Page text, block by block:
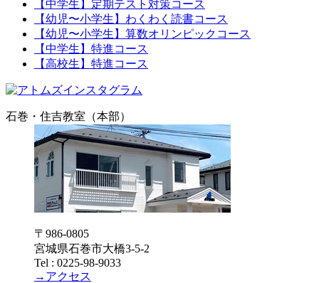
【中学生】定期テスト対策コース
【幼児〜小学生】わくわく読書コース
【幼児〜小学生】算数オリンピックコース
【中学生】特進コース
【高校生】特進コース
石巻・住吉教室（本部）
〒986-0805
宮城県石巻市大橋3-5-2
Tel : 0225-98-9033
→アクセス